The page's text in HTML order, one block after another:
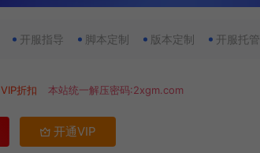
开服指导 脚本定制 版本定制 开服托管
VIP折扣 本站统一解压密码:2xgm.com
开通VIP